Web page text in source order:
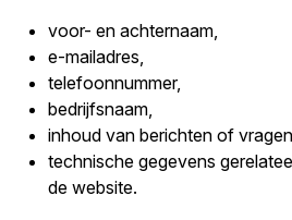
voor- en achternaam,
e-mailadres,
telefoonnummer,
bedrijfsnaam,
inhoud van berichten of
technische gegevens
de website.